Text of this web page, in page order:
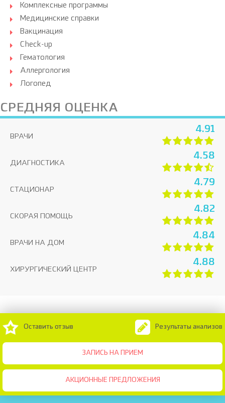
Комплексные программы
Медицинские справки
Вакцинация
Check-up
Гематология
Аллергология
Логопед
СРЕДНЯЯ ОЦЕНКА
ВРАЧИ
4.91
ДИАГНОСТИКА
4.58
СТАЦИОНАР
4.79
СКОРАЯ ПОМОЩЬ
4.82
ВРАЧИ НА ДОМ
4.84
ХИРУРГИЧЕСКИЙ ЦЕНТР
4.88
ЗАПИСЬ НА ПРИЕМ
Оставить отзыв Результаты анализов
АКЦИОННЫЕ ПРЕДЛОЖЕНИЯ